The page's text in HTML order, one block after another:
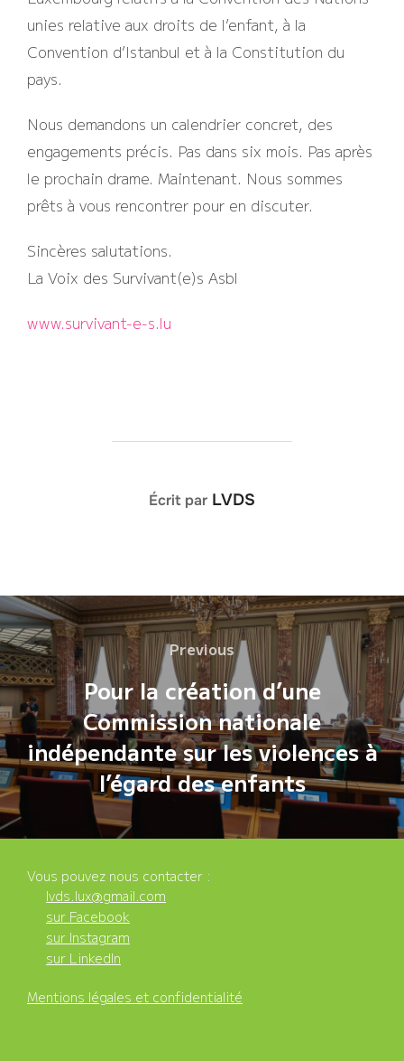
unies relative aux droits de l’enfant, à la
Convention d’Istanbul et à la Constitution du
pays.
Nous demandons un calendrier concret, des
engagements précis. Pas dans six mois. Pas après
le prochain drame. Maintenant. Nous sommes
prêts à vous rencontrer pour en discuter.
Sincères salutations.
La Voix des Survivant(e)s Asbl
www.survivant-e-s.lu
AUTEUR DE LA PUBLICATION
Écrit par LVDS
Navigation
de
l’article
Previous
Previous
Pour la création d’une
Commission nationale
indépendante sur les violences à
l’égard des enfants
Vous pouvez nous contacter :
lvds.lux@gmail.com
sur Facebook
sur Instagram
sur LinkedIn
Mentions légales et confidentialité